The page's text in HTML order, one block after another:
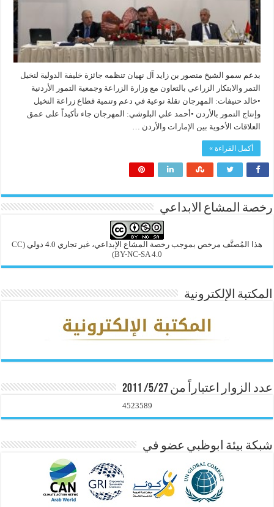
بدعم سمو الشيخ منصور بن زايد آل نهيان تنظمه جائزة خليفة الدولية لنخيل
التمر والابتكار الزراعي بالتعاون مع وزارة الزراعة وجمعية التمور الأردنية
•خالد حنيفات: المهرجان نقلة نوعية في دعم وتنمية قطاع زراعة النخيل
وإنتاج التمور بالأردن •أحمد علي البلوشي: المهرجان جاء تأكيداً على عمق
العلاقات الأخوية بين الإمارات والأردن …
أكمل القراءة »
رخصة المشاع الابداعي
هذا المُصنَّف مرخص بموجب رخصة المشاع الإبداعي، غير تجاري 4.0 دولي
(CC
BY-NC-SA 4.0)
المكتبة الإلكترونية
عدد الزوار اعتباراً من 5/27/ 2011
4523589
شبكة بيئة ابوظبي عضو في